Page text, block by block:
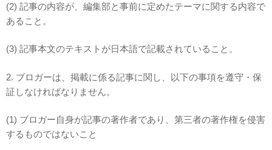
(2) 記事の内容が、編集部と事前に定めたテーマに関する内容で
あること。
(3) 記事本文のテキストが日本語で記載されていること。
2. ブロガーは、掲載に係る記事に関し、以下の事項を遵守・保
証しなければなりません。
(1) ブロガー自身が記事の著作者であり、第三者の著作権を侵害
するものではないこと